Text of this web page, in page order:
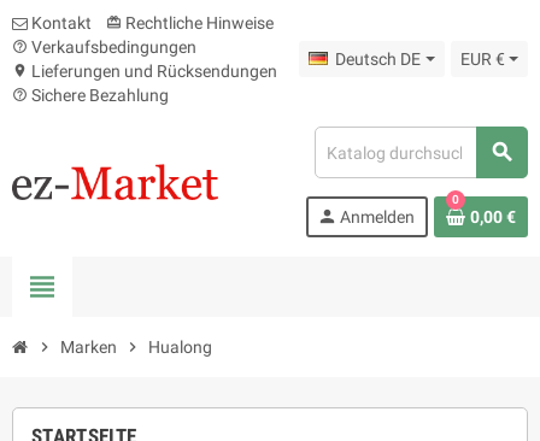
Kontakt card_giftcard Rechtliche Hinweise
help_outline Verkaufsbedingungen
location_on Lieferungen und Rücksendungen
help_outline Sichere Bezahlung
Deutsch DE EUR €
search
person Anmelden
0
0,00 €
view_headline
chevron_right Marken chevron_right Hualong
STARTSEITE